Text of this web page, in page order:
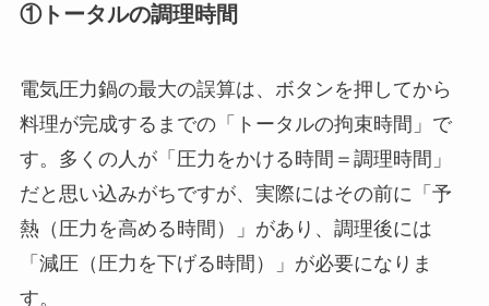
①トータルの調理時間
電気圧力鍋の最大の誤算は、ボタンを押してから
料理が完成するまでの「トータルの拘束時間」で
す。多くの人が「圧力をかける時間＝調理時間」
だと思い込みがちですが、実際にはその前に「予
熱（圧力を高める時間）」があり、調理後には
「減圧（圧力を下げる時間）」が必要になりま
す。